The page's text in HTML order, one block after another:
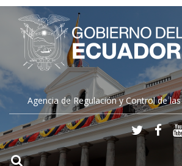
Agencia de Regulación y Control de